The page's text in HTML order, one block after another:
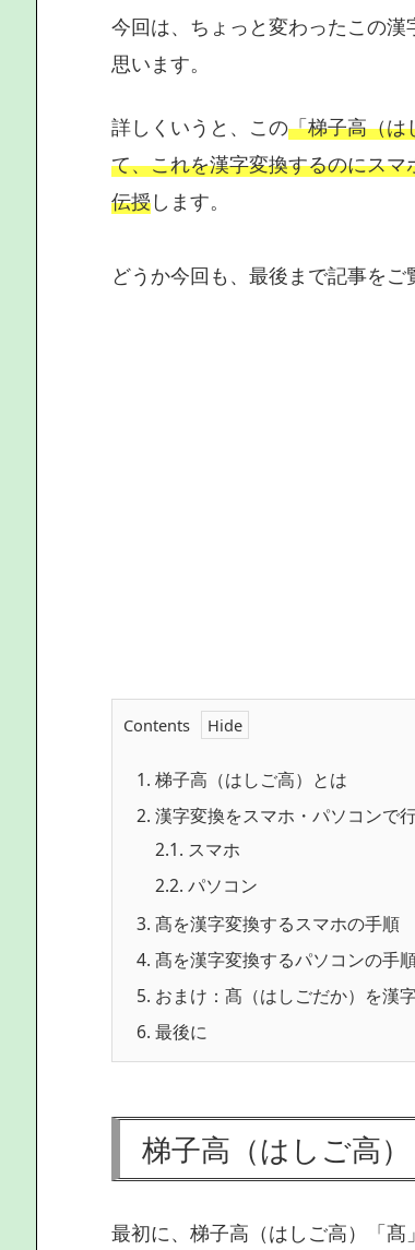
今回は、ちょっと変わったこの
思います。
詳しくいうと、この「梯子高（は
て、これを漢字変換するのにス
伝授します。
どうか今回も、最後まで記事をご
Contents
1. 梯子高（はしご高）とは
2. 漢字変換をスマホ・パソコンで
2.1. スマホ
2.2. パソコン
3. 髙を漢字変換するスマホの手順
4. 髙を漢字変換するパソコンの手
5. おまけ：髙（はしごだか）を漢
6. 最後に
梯子高（はしご高
最初に、梯子高（はしご高）「